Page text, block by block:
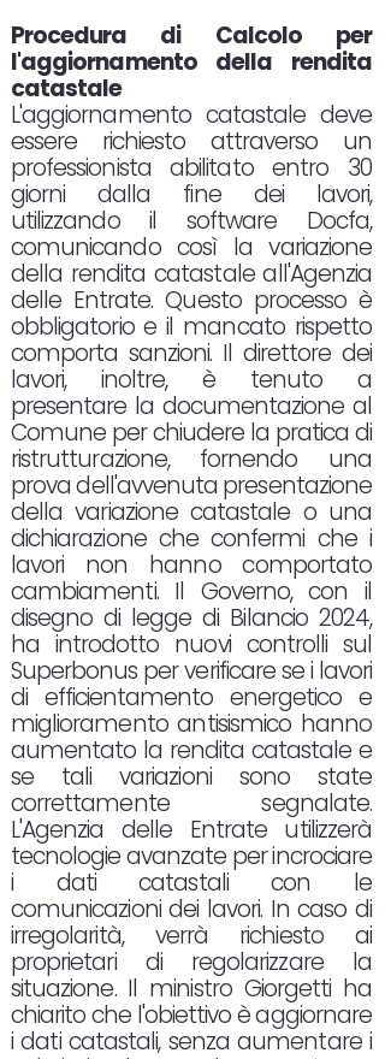
Procedura di Calcolo per
l'aggiornamento della rendita
catastale
L'aggiornamento catastale deve
essere richiesto attraverso un
professionista abilitato entro 30
giorni dalla fine dei lavori,
utilizzando il software Docfa,
comunicando così la variazione
della rendita catastale all'Agenzia
delle Entrate. Questo processo è
obbligatorio e il mancato rispetto
comporta sanzioni. Il direttore dei
lavori, inoltre, è tenuto a
presentare la documentazione al
Comune per chiudere la pratica di
ristrutturazione, fornendo una
prova dell'avvenuta presentazione
della variazione catastale o una
dichiarazione che confermi che i
lavori non hanno comportato
cambiamenti. Il Governo, con il
disegno di legge di Bilancio 2024,
ha introdotto nuovi controlli sul
Superbonus per verificare se i lavori
di efficientamento energetico e
miglioramento antisismico hanno
aumentato la rendita catastale e
se tali variazioni sono state
correttamente segnalate.
L'Agenzia delle Entrate utilizzerà
tecnologie avanzate per incrociare
i dati catastali con le
comunicazioni dei lavori. In caso di
irregolarità, verrà richiesto ai
proprietari di regolarizzare la
situazione. Il ministro Giorgetti ha
chiarito che l'obiettivo è aggiornare
i dati catastali, senza aumentare i